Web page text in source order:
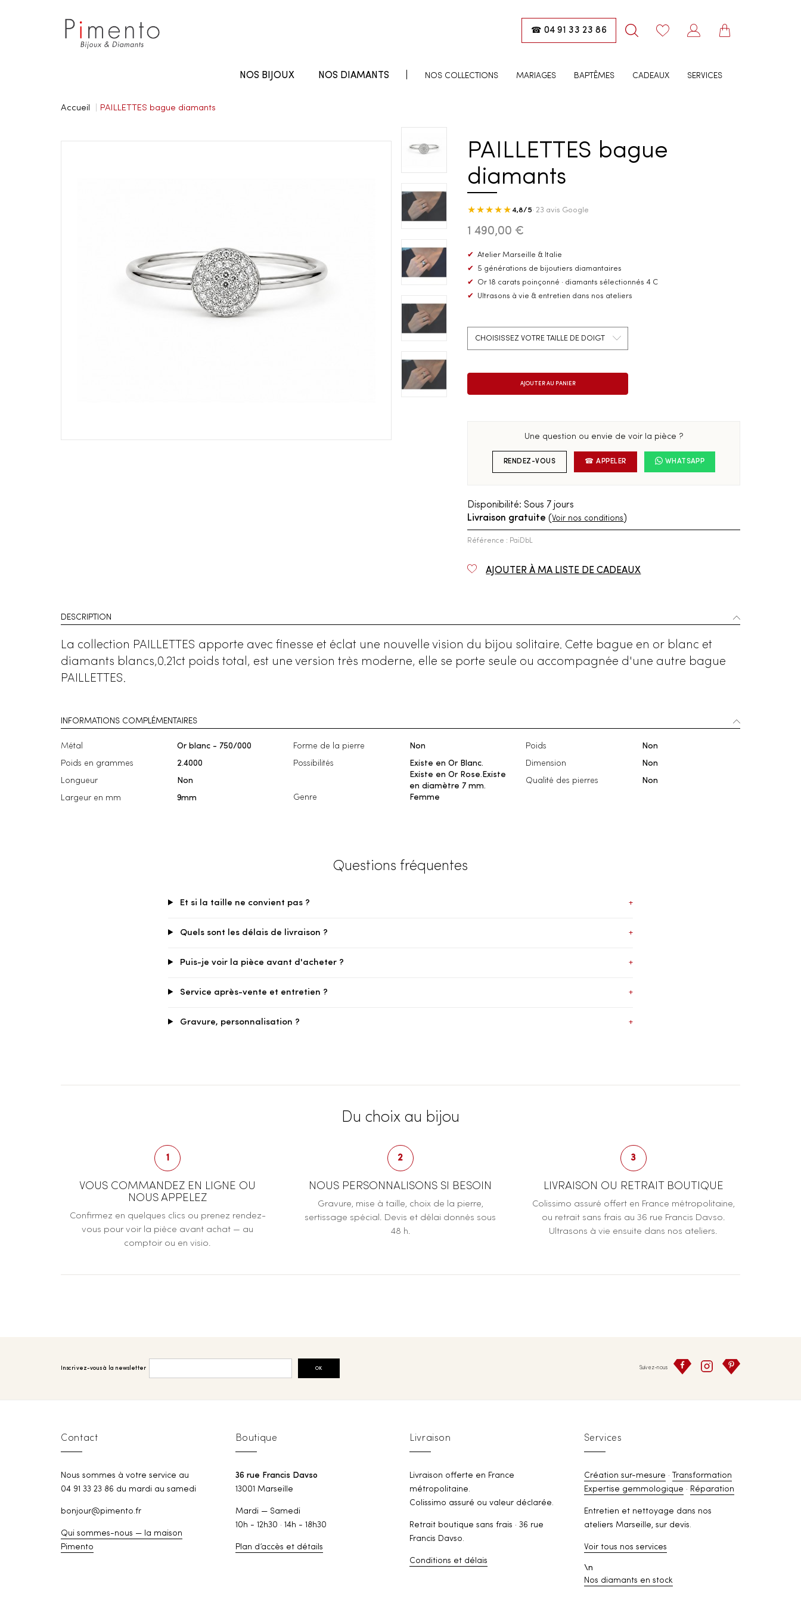
☎ 04 91 33 23 86
NOS BIJOUX NOS DIAMANTS NOS COLLECTIONS MARIAGES BAPTÊMES CADEAUX SERVICES
Accueil PAILLETTES bague diamants
PAILLETTES bague
diamants
★★★★★4,8/5· 23 avis Google
1 490,00 €
✔ Atelier Marseille & Italie
✔
5 générations de bijoutiers diamantaires
✔
Or 18 carats poinçonné · diamants sélectionnés 4 C
✔
Ultrasons à vie & entretien dans nos ateliers
Une question ou envie de voir la pièce ?
RENDEZ-VOUS ☎ APPELER WHATSAPP
Disponibilité: Sous 7 jours
Livraison gratuite (Voir nos conditions )
Référence : PaiDbL
AJOUTER À MA LISTE DE CADEAUX
DESCRIPTION
La collection PAILLETTES apporte avec finesse et éclat une nouvelle vision du bijou solitaire. Cette bague en or blanc et
diamants blancs,0.21ct poids total, est une version très moderne, elle se porte seule ou accompagnée d'une autre bague
PAILLETTES.
INFORMATIONS COMPLÉMENTAIRES
Métal Or blanc - 750/000
Poids en grammes 2.4000
Longueur Non
Largeur en mm 9mm
Forme de la pierre Non
Possibilités
Existe en Or Blanc.
Existe en Or Rose.Existe
en diamètre 7 mm.
Genre
Femme
Poids Non
Dimension Non
Qualité des pierres Non
Questions fréquentes
Et si la taille ne convient pas ? +
Quels sont les délais de livraison ? +
Puis-je voir la pièce avant d'acheter ? +
Service après-vente et entretien ? +
Gravure, personnalisation ? +
Du choix au bijou
1
VOUS COMMANDEZ EN LIGNE OU
NOUS APPELEZ
Confirmez en quelques clics ou prenez rendez-
vous pour voir la pièce avant achat — au
comptoir ou en visio.
2
NOUS PERSONNALISONS SI BESOIN
Gravure, mise à taille, choix de la pierre,
sertissage spécial. Devis et délai donnés sous
48 h.
3
LIVRAISON OU RETRAIT BOUTIQUE
Colissimo assuré offert en France métropolitaine,
ou retrait sans frais au 36 rue Francis Davso.
Ultrasons à vie ensuite dans nos ateliers.
Inscrivez-vous à la newsletter OK Suivez-nous
Contact
Nous sommes à votre service au
04 91 33 23 86 du mardi au samedi
bonjour@pimento.fr
Qui sommes-nous — la maison
Pimento
Boutique
36 rue Francis Davso
13001 Marseille
Mardi — Samedi
10h - 12h30 · 14h - 18h30
Plan d’accès et détails
Livraison
Livraison offerte en France
métropolitaine.
Colissimo assuré ou valeur déclarée.
Retrait boutique sans frais · 36 rue
Francis Davso.
Conditions et délais
Services
Création sur-mesure ·
Transformation
Expertise gemmologique · Réparation
Entretien et nettoyage dans nos
ateliers Marseille, sur devis.
Voir tous nos services
\n
Nos diamants en stock